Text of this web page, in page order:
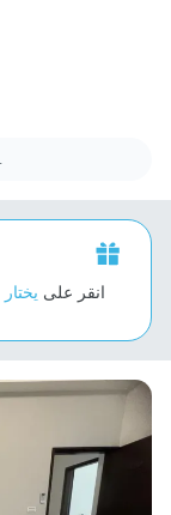
انقر على يختار